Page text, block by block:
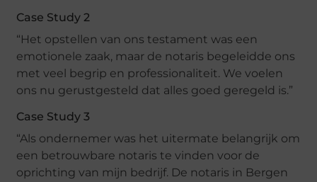
Case Study 2
“Het opstellen van ons testament was een
emotionele zaak, maar de notaris begeleidde ons
met veel begrip en professionaliteit. We voelen
ons nu gerustgesteld dat alles goed geregeld is.”
Case Study 3
“Als ondernemer was het uitermate belangrijk om
een betrouwbare notaris te vinden voor de
oprichting van mijn bedrijf. De notaris in Bergen